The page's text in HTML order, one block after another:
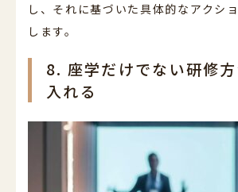
し、それに基づいた具体的なアクシ
します。
8. 座学だけでない研修方
入れる